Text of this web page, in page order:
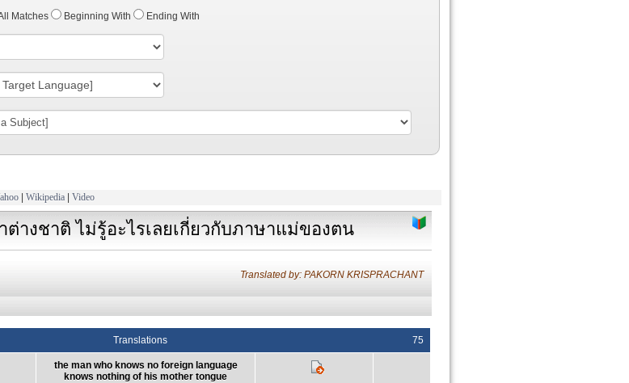
Matches Beginning With Ending With
| Wikipedia | Video
างชาติ ไม่รู้อะไรเลยเกี่ยวกับภาษาแม่ของตน
Translated by: PAKORN KRISPRACHANT
Translations 75
the man who knows no foreign language
knows nothing of his mother tongue